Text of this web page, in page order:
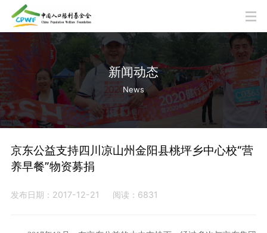
新闻动态
News
京东公益支持四川凉山州金阳县桃坪乡中心校“营
养早餐”物资募捐
发布日期：2017-12-21 阅读：6831